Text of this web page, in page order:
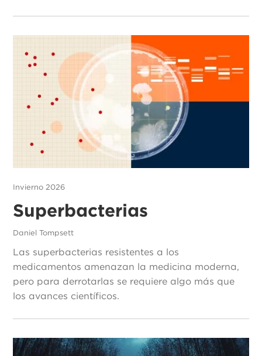
Invierno 2026
Superbacterias
Daniel Tompsett
Las superbacterias resistentes a los
medicamentos amenazan la medicina moderna,
pero para derrotarlas se requiere algo más que
los avances científicos.